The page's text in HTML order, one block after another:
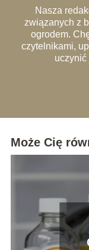
Nasza
związanych z
ogrodem.
czytelnikami,
uczynić
Może Cię